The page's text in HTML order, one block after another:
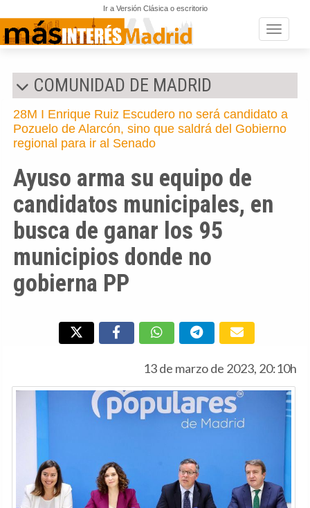
Ir a Versión Clásica o escritorio
Toggle
COMUNIDAD DE MADRID
28M I Enrique Ruiz Escudero no será candidato a
Pozuelo de Alarcón, sino que saldrá del Gobierno
regional para ir al Senado
Ayuso arma su equipo de
candidatos municipales, en
busca de ganar los 95
municipios donde no
gobierna PP
13 de marzo de 2023, 20:10h